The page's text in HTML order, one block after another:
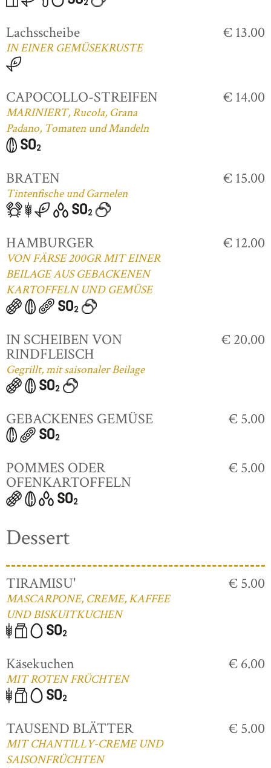
Lachsscheibe
IN EINER GEMÜSEKRUSTE
€ 13.00
CAPOCOLLO-STREIFEN
MARINIERT, Rucola, Grana
Padano, Tomaten und Mandeln
€ 14.00
BRATEN
Tintenfische und Garnelen
€ 15.00
HAMBURGER
VON FÄRSE 200GR MIT EINER
BEILAGE AUS GEBACKENEN
KARTOFFELN UND GEMÜSE
€ 12.00
IN SCHEIBEN VON
RINDFLEISCH
Gegrillt, mit saisonaler Beilage
€ 20.00
GEBACKENES GEMÜSE € 5.00
POMMES ODER
OFENKARTOFFELN
€ 5.00
Dessert
TIRAMISU'
MASCARPONE, CREME, KAFFEE
UND BISKUITKUCHEN
€ 5.00
Käsekuchen
MIT ROTEN FRÜCHTEN
€ 6.00
TAUSEND BLÄTTER
MIT CHANTILLY-CREME UND
SAISONFRÜCHTEN
€ 5.00